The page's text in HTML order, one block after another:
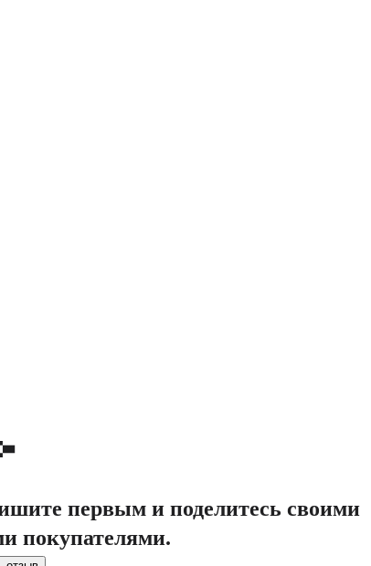
первым и поделитесь своими
покупателями.